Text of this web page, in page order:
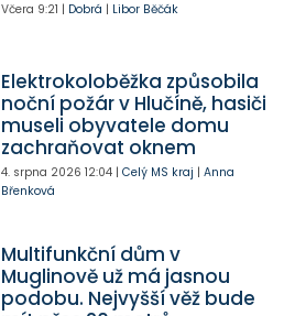
Včera 9:21 | Dobrá | Libor Běčák
Elektrokoloběžka způsobila
noční požár v Hlučíně, hasiči
museli obyvatele domu
zachraňovat oknem
4. srpna 2026 12:04| Celý MS kraj | Anna
Břenková
Multifunkční dům v
Muglinově už má jasnou
podobu. Nejvyšší věž bude